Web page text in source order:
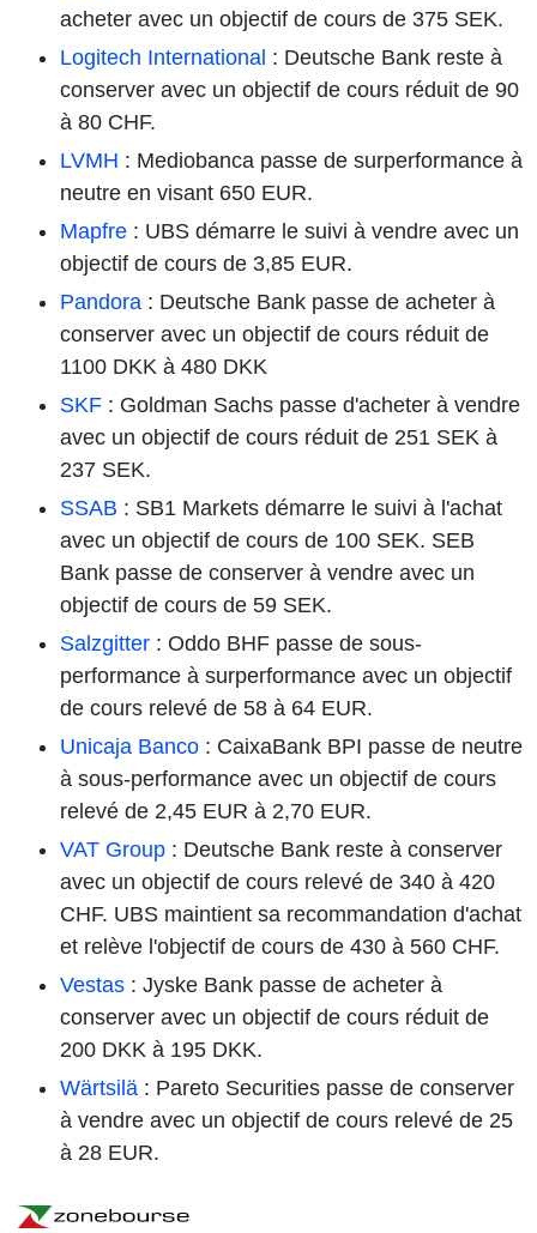
acheter avec un objectif de cours de 375 SEK.
Logitech International : Deutsche Bank reste à
conserver avec un objectif de cours réduit de 90
à 80 CHF.
LVMH : Mediobanca passe de surperformance à
neutre en visant 650 EUR.
Mapfre : UBS démarre le suivi à vendre avec un
objectif de cours de 3,85 EUR.
Pandora : Deutsche Bank passe de acheter à
conserver avec un objectif de cours réduit de
1100 DKK à 480 DKK
SKF : Goldman Sachs passe d'acheter à vendre
avec un objectif de cours réduit de 251 SEK à
237 SEK.
SSAB : SB1 Markets démarre le suivi à l'achat
avec un objectif de cours de 100 SEK. SEB
Bank passe de conserver à vendre avec un
objectif de cours de 59 SEK.
Salzgitter : Oddo BHF passe de sous-
performance à surperformance avec un objectif
de cours relevé de 58 à 64 EUR.
Unicaja Banco : CaixaBank BPI passe de neutre
à sous-performance avec un objectif de cours
relevé de 2,45 EUR à 2,70 EUR.
VAT Group : Deutsche Bank reste à conserver
avec un objectif de cours relevé de 340 à 420
CHF. UBS maintient sa recommandation d'achat
et relève l'objectif de cours de 430 à 560 CHF.
Vestas : Jyske Bank passe de acheter à
conserver avec un objectif de cours réduit de
200 DKK à 195 DKK.
Wärtsilä : Pareto Securities passe de conserver
à vendre avec un objectif de cours relevé de 25
à 28 EUR.